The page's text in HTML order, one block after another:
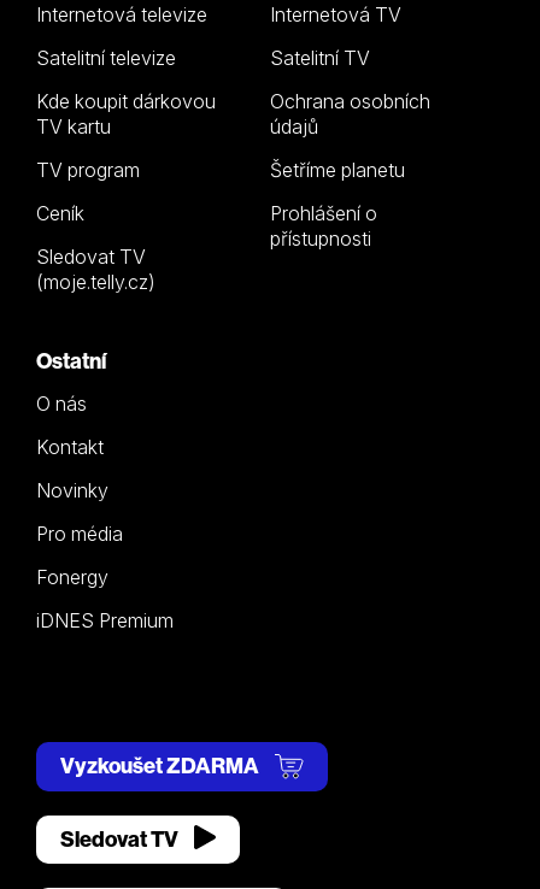
Internetová televize
Satelitní televize
Kde koupit dárkovou
TV kartu
TV program
Ceník
Sledovat TV
(moje.telly.cz)
Internetová TV
Satelitní TV
Ochrana osobních
údajů
Šetříme planetu
Prohlášení o
přístupnosti
Ostatní
O nás
Kontakt
Novinky
Pro média
Fonergy
iDNES Premium
Vyzkoušet ZDARMA
Sledovat TV